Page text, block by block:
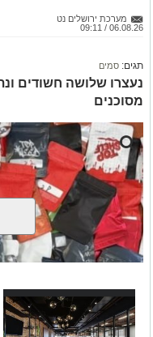
מערכת ירושלים נט
06.08.26 / 09:11
תגים: סמים
מסוכנים